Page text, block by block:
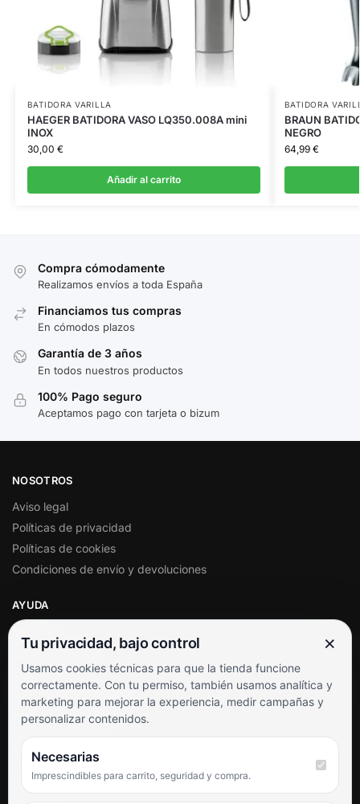
BATIDORA VARILLA
HAEGER BATIDORA VASO LQ350.008A mini
INOX
30,00 €
Añadir al carrito
BATIDORA
BRAUN
NEGRO
64,99 €
Compra cómodamente
Realizamos envíos a toda España
Financiamos tus compras
En cómodos plazos
Garantía de 3 años
En todos nuestros productos
100% Pago seguro
Aceptamos pago con tarjeta o bizum
NOSOTROS
Aviso legal
Políticas de privacidad
Políticas de cookies
Condiciones de envío y devoluciones
AYUDA
Soporte al cliente
Contacto
Términos y condiciones
Preguntas frecuentes
SÍGUENOS
Facebook
Tu privacidad, bajo control ×
Usamos cookies técnicas para que la tienda funcione
correctamente. Con tu permiso, también usamos analítica y
marketing para mejorar la experiencia, medir campañas y
personalizar contenidos.
Necesarias
Imprescindibles para carrito, seguridad y compra.